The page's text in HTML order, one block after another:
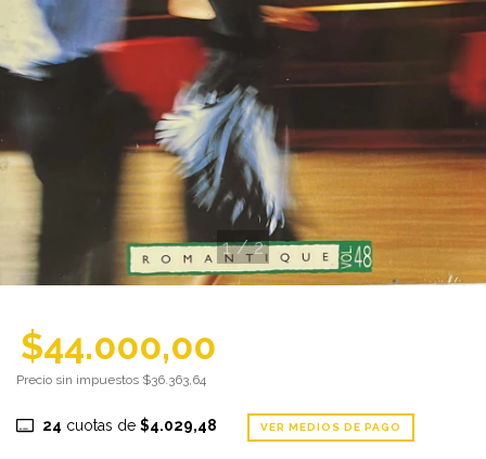
1/2
$44.000,00
Precio sin impuestos $36.363,64
24 cuotas de $4.029,48 VER MEDIOS DE PAGO